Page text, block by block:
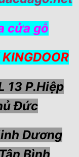
cửa gỗ
13 P.Hiệp
Đức
Dương